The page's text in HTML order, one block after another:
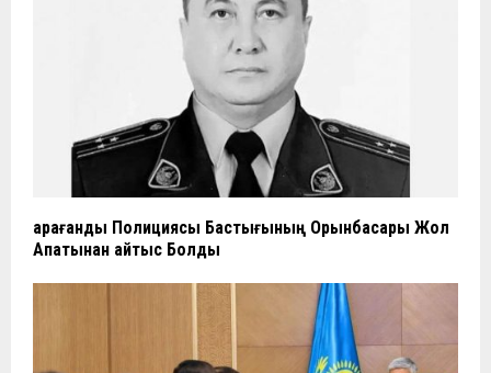
Қарағанды Полициясы Бастығының Орынбасары Жол
Апатынан Қайтыс Болды